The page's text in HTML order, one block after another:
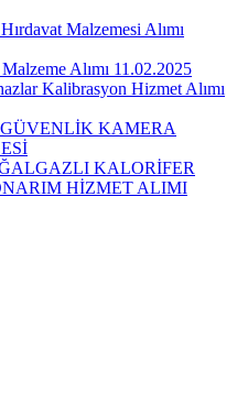
Malzemesi Alımı
Alımı 11.02.2025
Kalibrasyon Hizmet Alımı
KAMERA
KALORİFER
HİZMET ALIMI